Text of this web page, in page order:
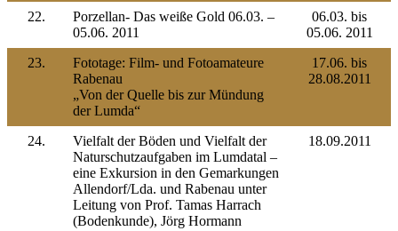
22.
Porzellan- Das weiße Gold 06.03. –
05.06. 2011
06.03. bis
05.06. 2011
23.
Fototage: Film- und Fotoamateure
Rabenau
„Von der Quelle bis zur Mündung
der Lumda“
17.06. bis
28.08.2011
24.
Vielfalt der Böden und Vielfalt der
Naturschutzaufgaben im Lumdatal –
eine Exkursion in den Gemarkungen
Allendorf/Lda. und Rabenau unter
Leitung von Prof. Tamas Harrach
(Bodenkunde), Jörg Hormann
18.09.2011